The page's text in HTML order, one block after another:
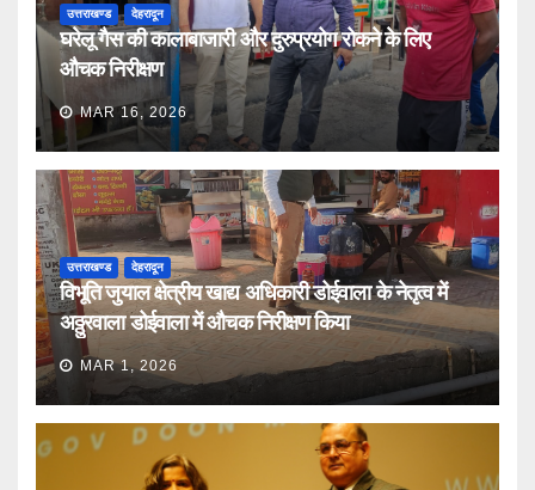
उत्तराखण्ड देहरादून
घरेलू गैस की कालाबाजारी और दुरुप्रयोग रोकने के लिए
औचक निरीक्षण
MAR 16, 2026
उत्तराखण्ड देहरादून
विभूति जुयाल क्षेत्रीय खाद्य अधिकारी डोईवाला के नेतृत्व में
अठ्ठुरवाला डोईवाला में औचक निरीक्षण किया
MAR 1, 2026